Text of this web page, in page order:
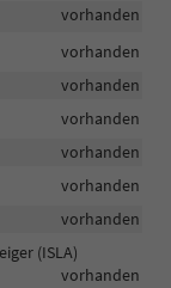
vorhanden
vorhanden
vorhanden
vorhanden
vorhanden
vorhanden
vorhanden
(ISLA)
vorhanden